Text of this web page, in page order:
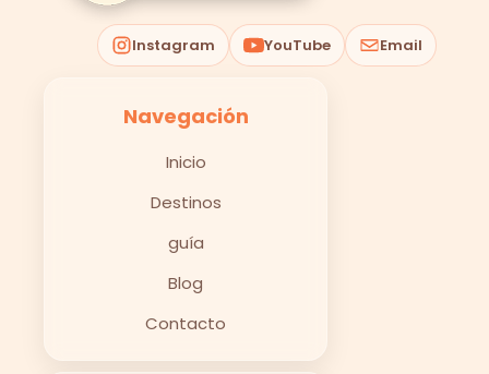
Instagram YouTube Email
Navegación
Inicio
Destinos
guía
Blog
Contacto